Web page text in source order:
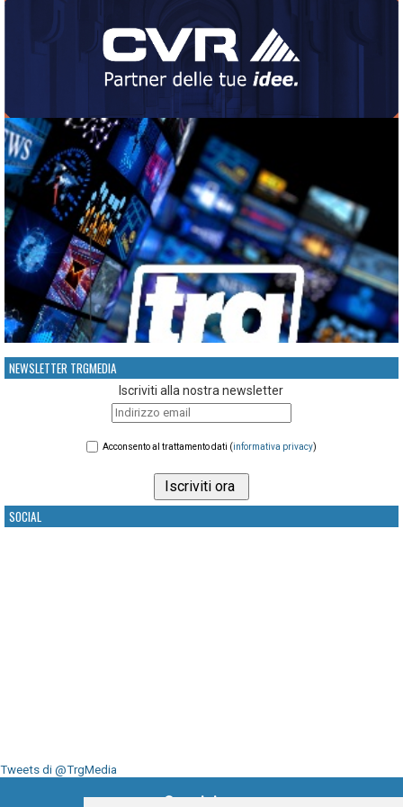
NEWSLETTER TRGMEDIA
Iscriviti alla nostra newsletter
Acconsento al trattamento dati (informativa privacy)
SOCIAL
Tweets di @TrgMedia
Seguici su